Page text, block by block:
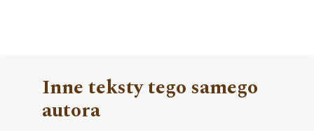
Inne teksty tego samego
autora